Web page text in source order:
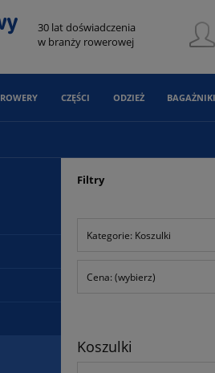
30 lat doświadczenia
w branży rowerowej
ROWERY CZĘŚCI ODZIEŻ
Filtry
Kategorie: Koszulki
Cena: (wybierz)
Koszulki